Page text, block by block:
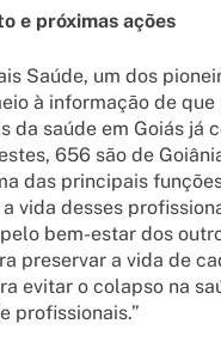
e próximas ações
Saúde, um dos
à informação de
da saúde em Goiás já
656 são de
das principais
vida desses
bem-estar dos
preservar a vida de
evitar o colapso na
profissionais.”